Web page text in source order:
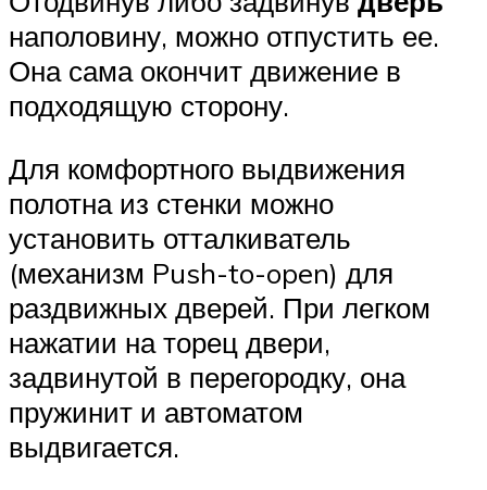
наполовину, можно отпустить ее.
Она сама окончит движение в
подходящую сторону.
Для комфортного выдвижения
полотна из стенки можно
установить отталкиватель
(механизм Push-to-open) для
раздвижных дверей. При легком
нажатии на торец двери,
задвинутой в перегородку, она
пружинит и автоматом
выдвигается.